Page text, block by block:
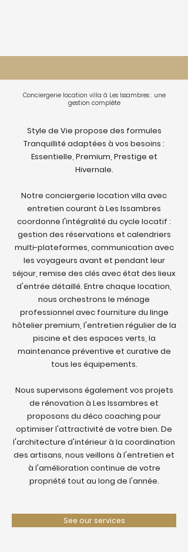
Conciergerie location villa à Les Issambres : une
gestion complète
Style de Vie propose des formules
Tranquillité adaptées à vos besoins :
Essentielle, Premium, Prestige et
Hivernale.
Notre conciergerie location villa avec
entretien courant à Les Issambres
coordonne l'intégralité du cycle locatif :
gestion des réservations et calendriers
multi-plateformes, communication avec
les voyageurs avant et pendant leur
séjour, remise des clés avec état des lieux
d'entrée détaillé. Entre chaque location,
nous orchestrons le ménage
professionnel avec fourniture du linge
hôtelier premium, l'entretien régulier de la
piscine et des espaces verts, la
maintenance préventive et curative de
tous les équipements.
Nous supervisons également vos projets
de rénovation à Les Issambres et
proposons du déco coaching pour
optimiser l'attractivité de votre bien. De
l'architecture d'intérieur à la coordination
des artisans, nous veillons à l'entretien et
à l'amélioration continue de votre
propriété tout au long de l'année.
See our services